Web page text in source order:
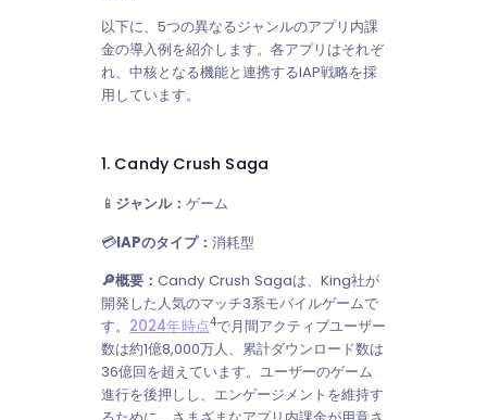
以下に、5つの異なるジャンルのアプリ内課
金の導入例を紹介します。各アプリはそれぞ
れ、中核となる機能と連携するIAP戦略を採
用しています。
1. Candy Crush Saga
📱 ジャンル： ゲーム
💳IAPのタイプ： 消耗型
🔎概要： Candy Crush Sagaは、King社が
開発した人気のマッチ3系モバイルゲームで
す。 2024年時点4で月間アクティブユーザー
数は約1億8,000万人、累計ダウンロード数は
36億回を超えています。ユーザーのゲーム
進行を後押しし、エンゲージメントを維持す